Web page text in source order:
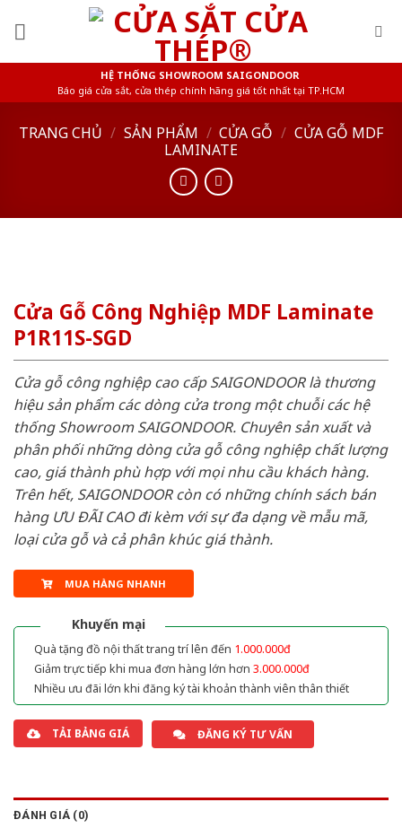
HỆ THỐNG SHOWROOM SAIGONDOOR
Báo giá cửa sắt, cửa thép chính hãng giá tốt nhất tại TP.HCM
TRANG CHỦ / SẢN PHẨM / CỬA GỖ / CỬA GỖ MDF
LAMINATE
Cửa Gỗ Công Nghiệp MDF Laminate
P1R11S-SGD
Cửa gỗ công nghiệp cao cấp SAIGONDOOR là thương
hiệu sản phẩm các dòng cửa trong một chuỗi các hệ
thống Showroom SAIGONDOOR. Chuyên sản xuất và
phân phối những dòng cửa gỗ công nghiệp chất lượng
cao, giá thành phù hợp với mọi nhu cầu khách hàng.
Trên hết, SAIGONDOOR còn có những chính sách bán
hàng ƯU ĐÃI CAO đi kèm với sự đa dạng về mẫu mã,
loại cửa gỗ và cả phân khúc giá thành.
MUA HÀNG NHANH
Khuyến mại
Quà tặng đồ nội thất trang trí lên đến 1.000.000đ
Giảm trực tiếp khi mua đơn hàng lớn hơn 3.000.000đ
Nhiều ưu đãi lớn khi đăng ký tài khoản thành viên thân thiết
TẢI BẢNG GIÁ ĐĂNG KÝ TƯ VẤN
ĐÁNH GIÁ (0)